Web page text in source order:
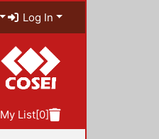
Log In
My List[0]